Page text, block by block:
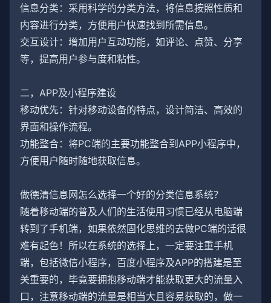
信息分类：采用科学的分类方法，将信息按照性质和
内容进行分类，方便用户快速找到所需信息。
交互设计：增加用户互动功能，如评论、点赞、分享
等，提高用户参与度和粘性。
二，APP及小程序建设
移动优先：针对移动设备的特点，设计简洁、高效的
界面和操作流程。
功能整合：将PC端的主要功能整合到APP小程序中，
方便用户随时随地获取信息。
做德清信息网怎么选择一个好的分类信息系统？
随着移动端的普及人们的生活使用习惯已经从电脑端
转到了手机端，如果依然固化思维的去做PC端的话很
难有起色！所以在系统的选择上，一定要注重手机
端，包括微信小程序，百度小程序及APP的搭建是至
关重要的，毕竟要拥抱移动端才能获取更大的流量入
口，注意移动端的流量是相当大且容易获取的，做一